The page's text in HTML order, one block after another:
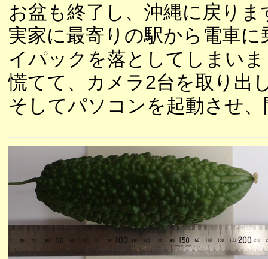
お盆も終了し、沖縄に戻りま
実家に最寄りの駅から電車
イパックを落としてしまい
慌てて、カメラ2台を取り出
そしてパソコンを起動させ